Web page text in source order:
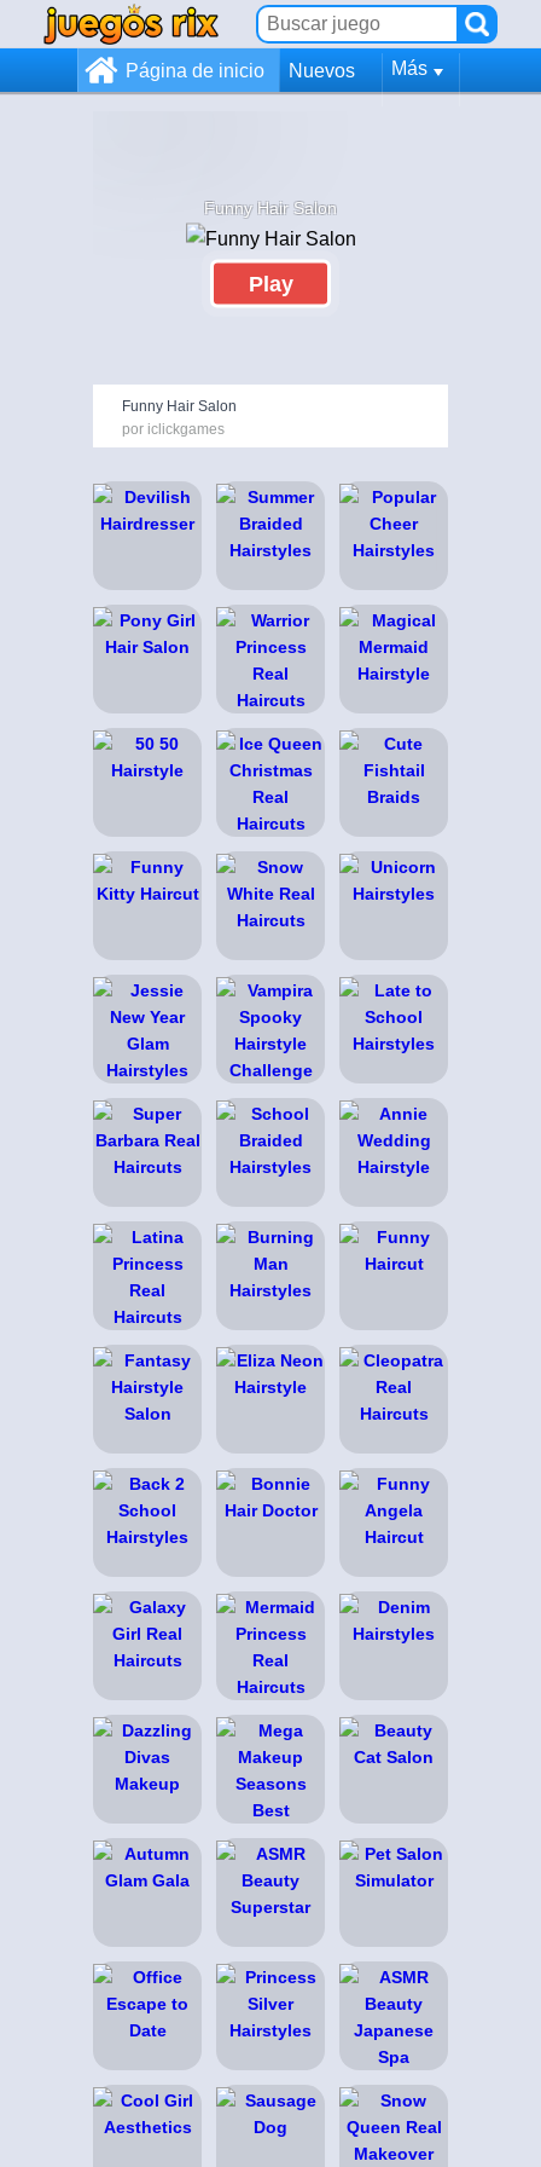
Página de inicio Nuevos Más
Funny Hair Salon
Play
Funny Hair Salon
por iclickgames